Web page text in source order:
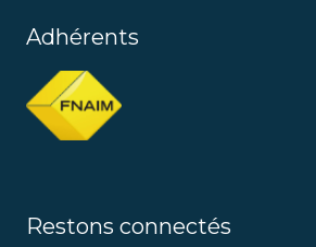
Adhérents
Restons connectés